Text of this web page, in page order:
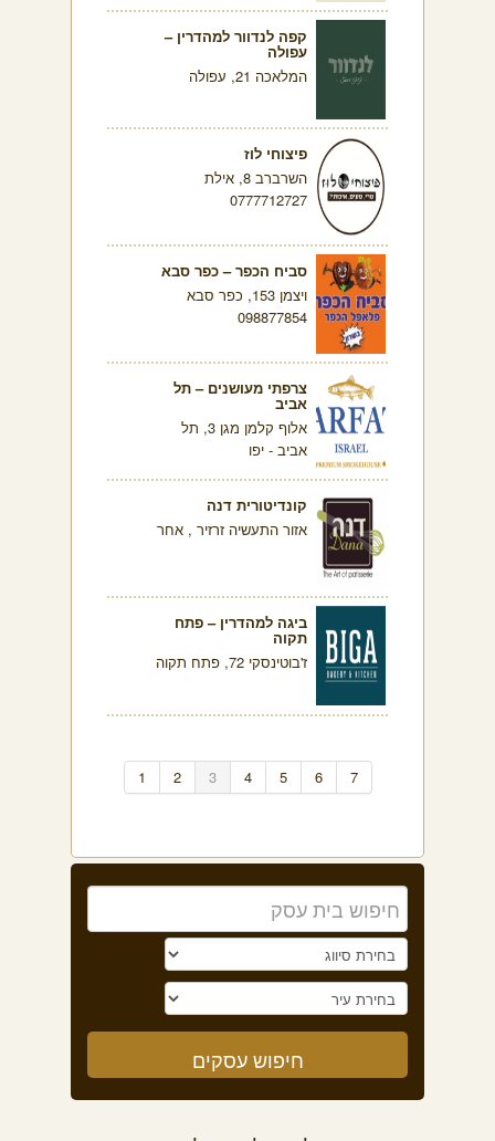
קפה לנדוור למהדרין –
עפולה
המלאכה 21, עפולה
פיצוחי לוז
השרברב 8, אילת
0777712727
סביח הכפר – כפר סבא
ויצמן 153, כפר סבא
098877854
צרפתי מעושנים – תל
אביב
אלוף קלמן מגן 3, תל
אביב - יפו
קונדיטורית דנה
אזור התעשיה זרזיר , אחר
ביגה למהדרין – פתח
תקוה
ז'בוטינסקי 72, פתח תקוה
1 2 3 4 5 6 7